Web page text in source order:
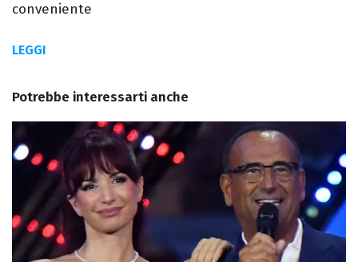
conveniente
LEGGI
Potrebbe interessarti anche